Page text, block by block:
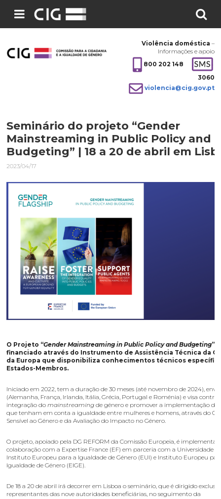
Violência doméstica –
Informações e apoio
800 202 148
3060
violencia@cig.gov.pt
Seminário do projeto “Gender
Mainstreaming in Public Policy and
Budgeting” | 18 a 20 de abril em
2023/04/17
O Projeto “Gender Mainstreaming in Public Policy and Budgeting” é
financiado através do Instrumento de Assistência Técnica da
da Europa que disponibiliza conhecimentos técnicos
Estados-Membros.
Iniciado em 2022, tem a duração de 30 meses (até novembro de 2024),
(Alemanha, França, Irlanda, Itália, Grécia, Portugal e Roménia) e visa
integração do mainstreaming de género e promover a implementação de
que tenham em conta a igualdade entre mulheres e homens, através do
Sensível ao Género e da Avaliação do Impacto no Género.
O projeto, apoiado pela DG REFORM da Comissão Europeia, é
colaboração com a Expertise France (EF) em parceria com a Universidade
Instituto Europeu para a Igualdade de Género (EUI) e Instituto Europeu
Igualdade de Género (EIGE).
De 18 a 20 de abril irá decorrer em Lisboa o seminário, que é dirigido
representantes das nove autoridades beneficiárias, no seguimento da
Pesquisar